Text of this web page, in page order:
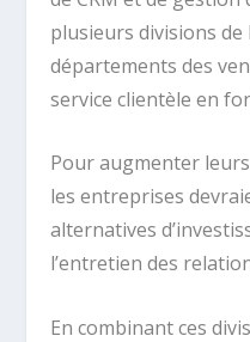
plusieurs divisions de
départements des
service clientèle en
Pour augmenter
les entreprises
alternatives
l’entretien des
En combinant ces